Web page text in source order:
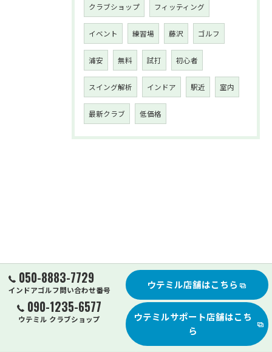
クラブショップ フィッティング
イベント 練習場 藤沢 ゴルフ
浦安 無料 試打 初心者
スイング解析 インドア 駅近 室内
最新クラブ 低価格
050-8883-7729
インドアゴルフ問い合わせ番号
090-1235-6577
ウテミル クラブショップ
ウテミル店舗はこちら
ウテミルサポート店舗はこち
ら